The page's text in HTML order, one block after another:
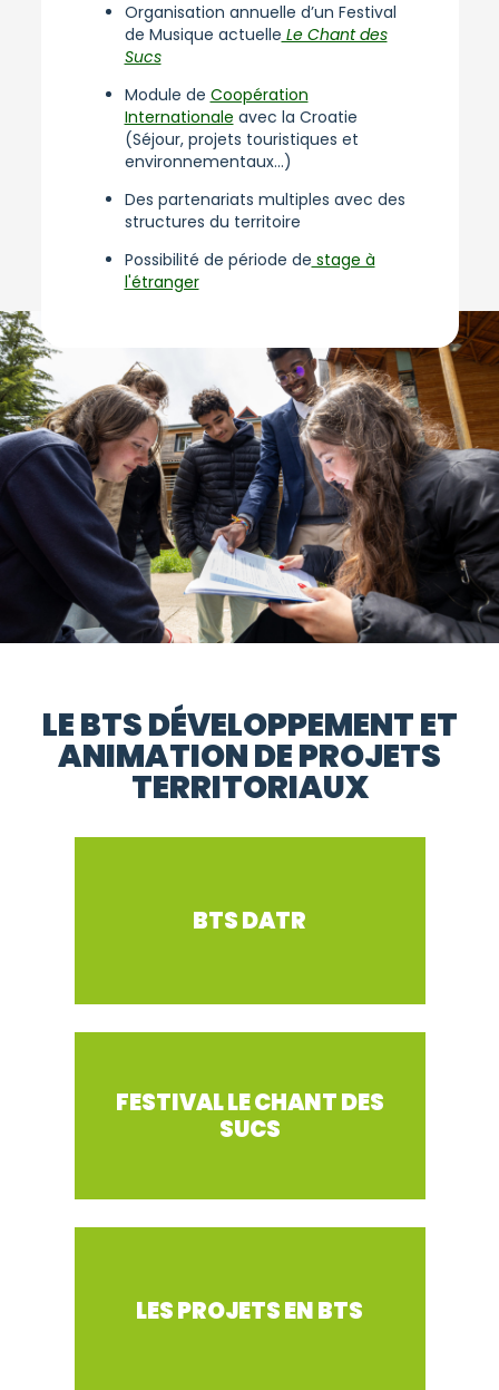
Organisation annuelle d’un Festival
de Musique actuelle Le Chant des
Sucs
Module de Coopération
Internationale avec la Croatie
(Séjour, projets touristiques et
environnementaux…)
Des partenariats multiples avec des
structures du territoire
Possibilité de période de stage à
l'étranger
LE BTS DÉVELOPPEMENT ET
ANIMATION DE PROJETS
TERRITORIAUX
BTS DATR
FESTIVAL LE CHANT DES
SUCS
LES PROJETS EN BTS